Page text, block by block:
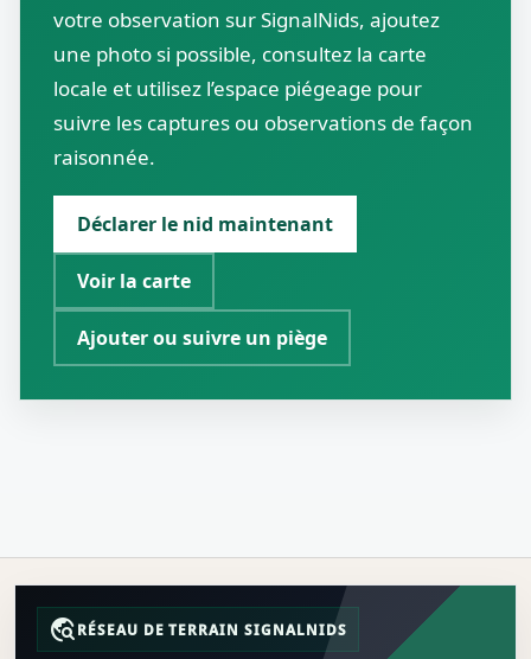
votre observation sur SignalNids, ajoutez
une photo si possible, consultez la carte
locale et utilisez l’espace piégeage pour
suivre les captures ou observations de façon
raisonnée.
Déclarer le nid maintenant
Voir la carte
Ajouter ou suivre un piège
travel_exploreRÉSEAU DE TERRAIN SIGNALNIDS